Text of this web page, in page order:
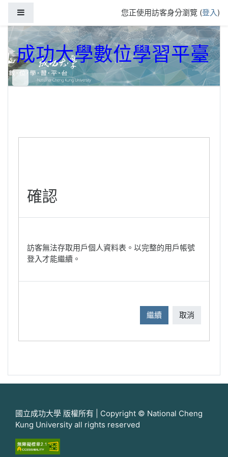
您正使用訪客身分瀏覽 (登入)
成功大學數位學習平臺
確認
訪客無法存取用戶個人資料表。以完整的用戶帳號
登入才能繼續。
繼續 取消
國立成功大學 版權所有 | Copyright © National Cheng
Kung University all rights reserved